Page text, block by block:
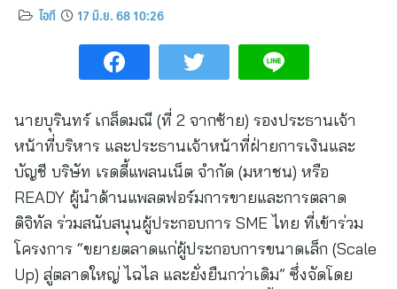
ไอที 17 มิ.ย. 68 10:26
นายบุรินทร์ เกล็ดมณี (ที่ 2 จากซ้าย) รองประธานเจ้า
หน้าที่บริหาร และประธานเจ้าหน้าที่ฝ่ายการเงินและ
บัญชี บริษัท เรดดี้แพลนเน็ต จำกัด (มหาชน) หรือ
READY ผู้นำด้านแพลตฟอร์มการขายและการตลาด
ดิจิทัล ร่วมสนับสนุนผู้ประกอบการ SME ไทย ที่เข้าร่วม
โครงการ “ขยายตลาดแก่ผู้ประกอบการขนาดเล็ก (Scale
Up) สู่ตลาดใหญ่ ไฉไล และยั่งยืนกว่าเดิม” ซึ่งจัดโดย